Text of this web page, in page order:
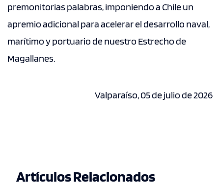
premonitorias palabras, imponiendo a Chile un
apremio adicional para acelerar el desarrollo naval,
marítimo y portuario de nuestro Estrecho de
Magallanes.
Valparaíso, 05 de julio de 2026
Artículos Relacionados